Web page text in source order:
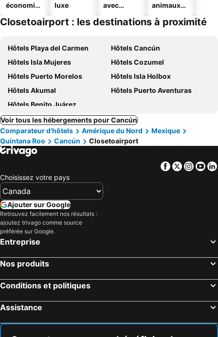
économiq
luxe
avec
animaux
Closetoairport : les destinations à proximité
Hôtels Playa del Carmen
Hôtels Cancún
Hôtels Isla Mujeres
Hôtels Cozumel
Hôtels Puerto Morelos
Hôtels Isla Holbox
Hôtels Akumal
Hôtels Puerto Aventuras
Hôtels Benito Juárez
Voir tous les hébergements pour Cancún
Comparateur d’hôtels
Amérique du Nord
Mexique
Quintana Roo
Cancún Closetoairport
Facebook
Twitter
Choisissez votre pays
Ajouter sur Google
Retrouvez facilement nos résultats :
ajoutez trivago comme source
préférée sur Google.
Entreprise
Nos produits
Conditions et politiques
Assistance